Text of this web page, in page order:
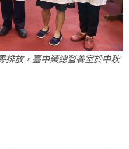
排放，臺中榮總營養室於中秋